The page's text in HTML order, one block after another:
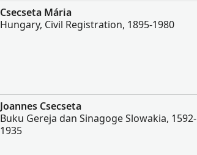
Csecseta Mária
Hungary, Civil Registration, 1895-1980
Joannes Csecseta
Buku Gereja dan Sinagoge Slowakia, 1592-
1935